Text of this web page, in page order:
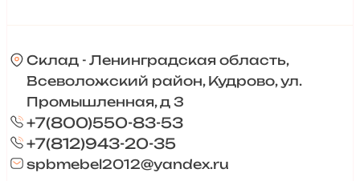
Склад - Ленинградская область,
Всеволожский район, Кудрово, ул.
Промышленная, д 3
+7(800)550-83-53
+7(812)943-20-35
spbmebel2012@yandex.ru